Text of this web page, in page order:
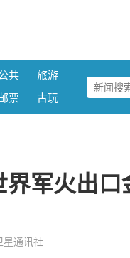
共
旅游
票 古玩
军火出口
星通讯社